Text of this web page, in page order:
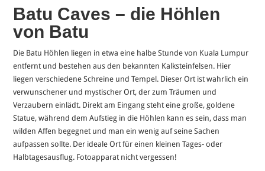
Batu Caves – die Höhlen
von Batu
Die Batu Höhlen liegen in etwa eine halbe Stunde von Kuala Lumpur
entfernt und bestehen aus den bekannten Kalksteinfelsen. Hier
liegen verschiedene Schreine und Tempel. Dieser Ort ist wahrlich ein
verwunschener und mystischer Ort, der zum Träumen und
Verzaubern einlädt. Direkt am Eingang steht eine große, goldene
Statue, während dem Aufstieg in die Höhlen kann es sein, dass man
wilden Affen begegnet und man ein wenig auf seine Sachen
aufpassen sollte. Der ideale Ort für einen kleinen Tages- oder
Halbtagesausflug. Fotoapparat nicht vergessen!